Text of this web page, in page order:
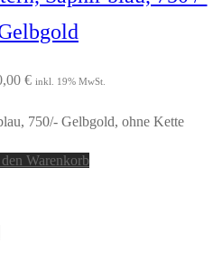
€ inkl. 19% MwSt.
750/- Gelbgold, ohne Kette
Warenkorb